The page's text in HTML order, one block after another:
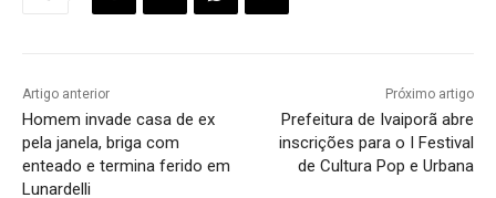
Artigo anterior
Homem invade casa de ex
pela janela, briga com
enteado e termina ferido em
Lunardelli
Próximo artigo
Prefeitura de Ivaiporã abre
inscrições para o I Festival
de Cultura Pop e Urbana